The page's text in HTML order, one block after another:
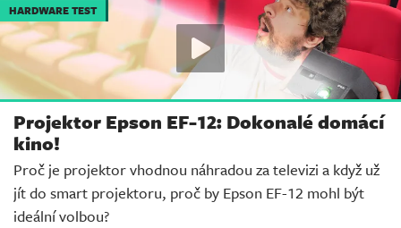
HARDWARE TEST
Projektor Epson EF-12: Dokonalé domácí
kino!
Proč je projektor vhodnou náhradou za televizi a když už
jít do smart projektoru, proč by Epson EF-12 mohl být
ideální volbou?